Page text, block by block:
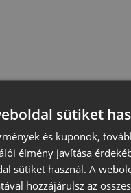
sütiket
és kuponok,
élmény javítása
sütiket használ. A
hozzájárulsz az